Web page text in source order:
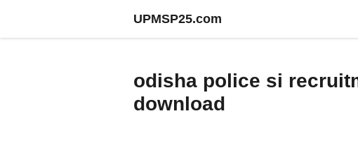
UPMSP25.com
odisha police si
download